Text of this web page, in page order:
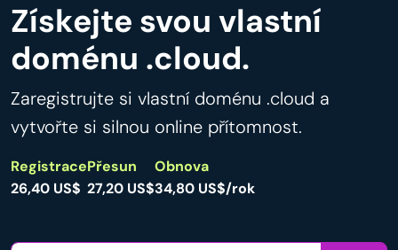
Získejte svou vlastní
doménu .cloud.
Zaregistrujte si vlastní doménu .cloud a
vytvořte si silnou online přítomnost.
Registrace
26,40 US$
Přesun
27,20 US$
Obnova
34,80 US$/rok